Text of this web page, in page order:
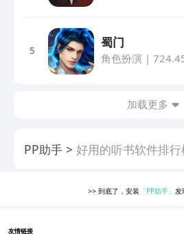
5
蜀门
角色扮演 |
加载更多
PP助手 好用的听书软件排
>> 到底了，安装 「PP助手」
友情链接